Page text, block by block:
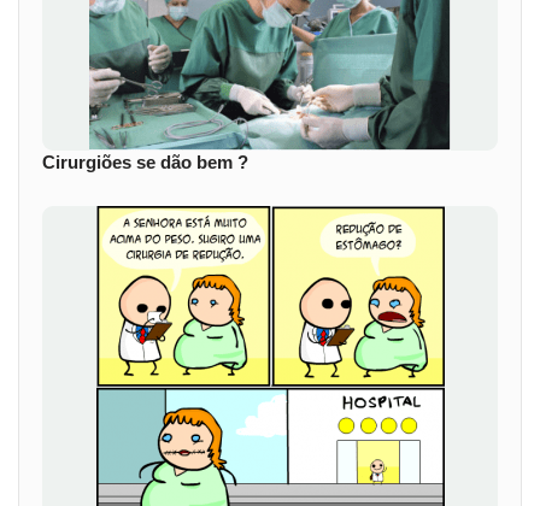
Cirurgiões se dão bem ?